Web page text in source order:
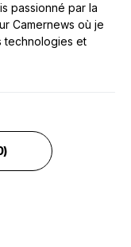
passionné par la
Camernews où je
technologies et